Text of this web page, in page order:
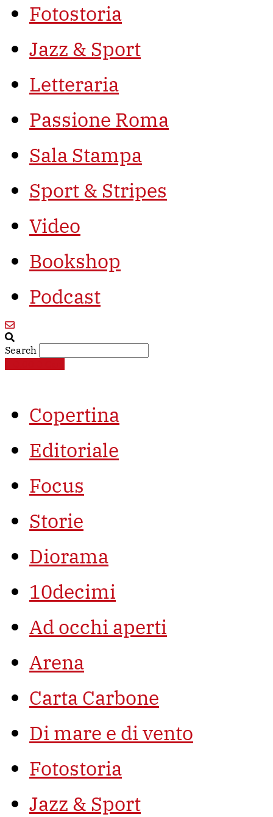
Fotostoria
Jazz & Sport
Letteraria
Passione Roma
Sala Stampa
Sport & Stripes
Video
Bookshop
Podcast
Search
Copertina
Editoriale
Focus
Storie
Diorama
10decimi
Ad occhi aperti
Arena
Carta Carbone
Di mare e di vento
Fotostoria
Jazz & Sport